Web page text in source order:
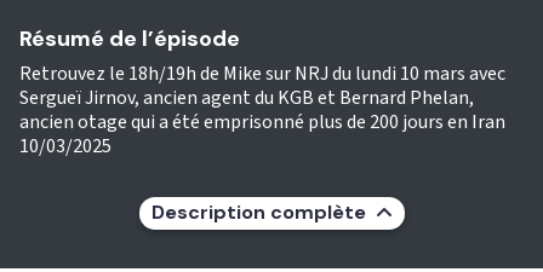
Résumé de l’épisode
Retrouvez le 18h/19h de Mike sur NRJ du lundi 10 mars avec
Sergueï Jirnov, ancien agent du KGB et Bernard Phelan,
ancien otage qui a été emprisonné plus de 200 jours en Iran
10/03/2025
Description complète